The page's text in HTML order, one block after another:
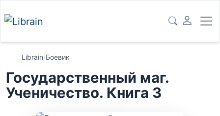
Librain/Боевик
Государственный маг.
Ученичество. Книга 3